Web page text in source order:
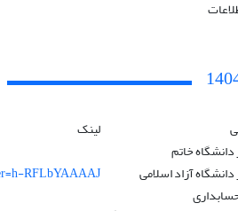
لینک
دانشگاه خاتم
دانشگاه آزاد اسلامی
RFLbYAAAAJ